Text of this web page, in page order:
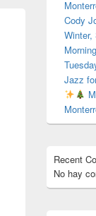
de Monterrey?
Cody
Jazz
Recent
No hay